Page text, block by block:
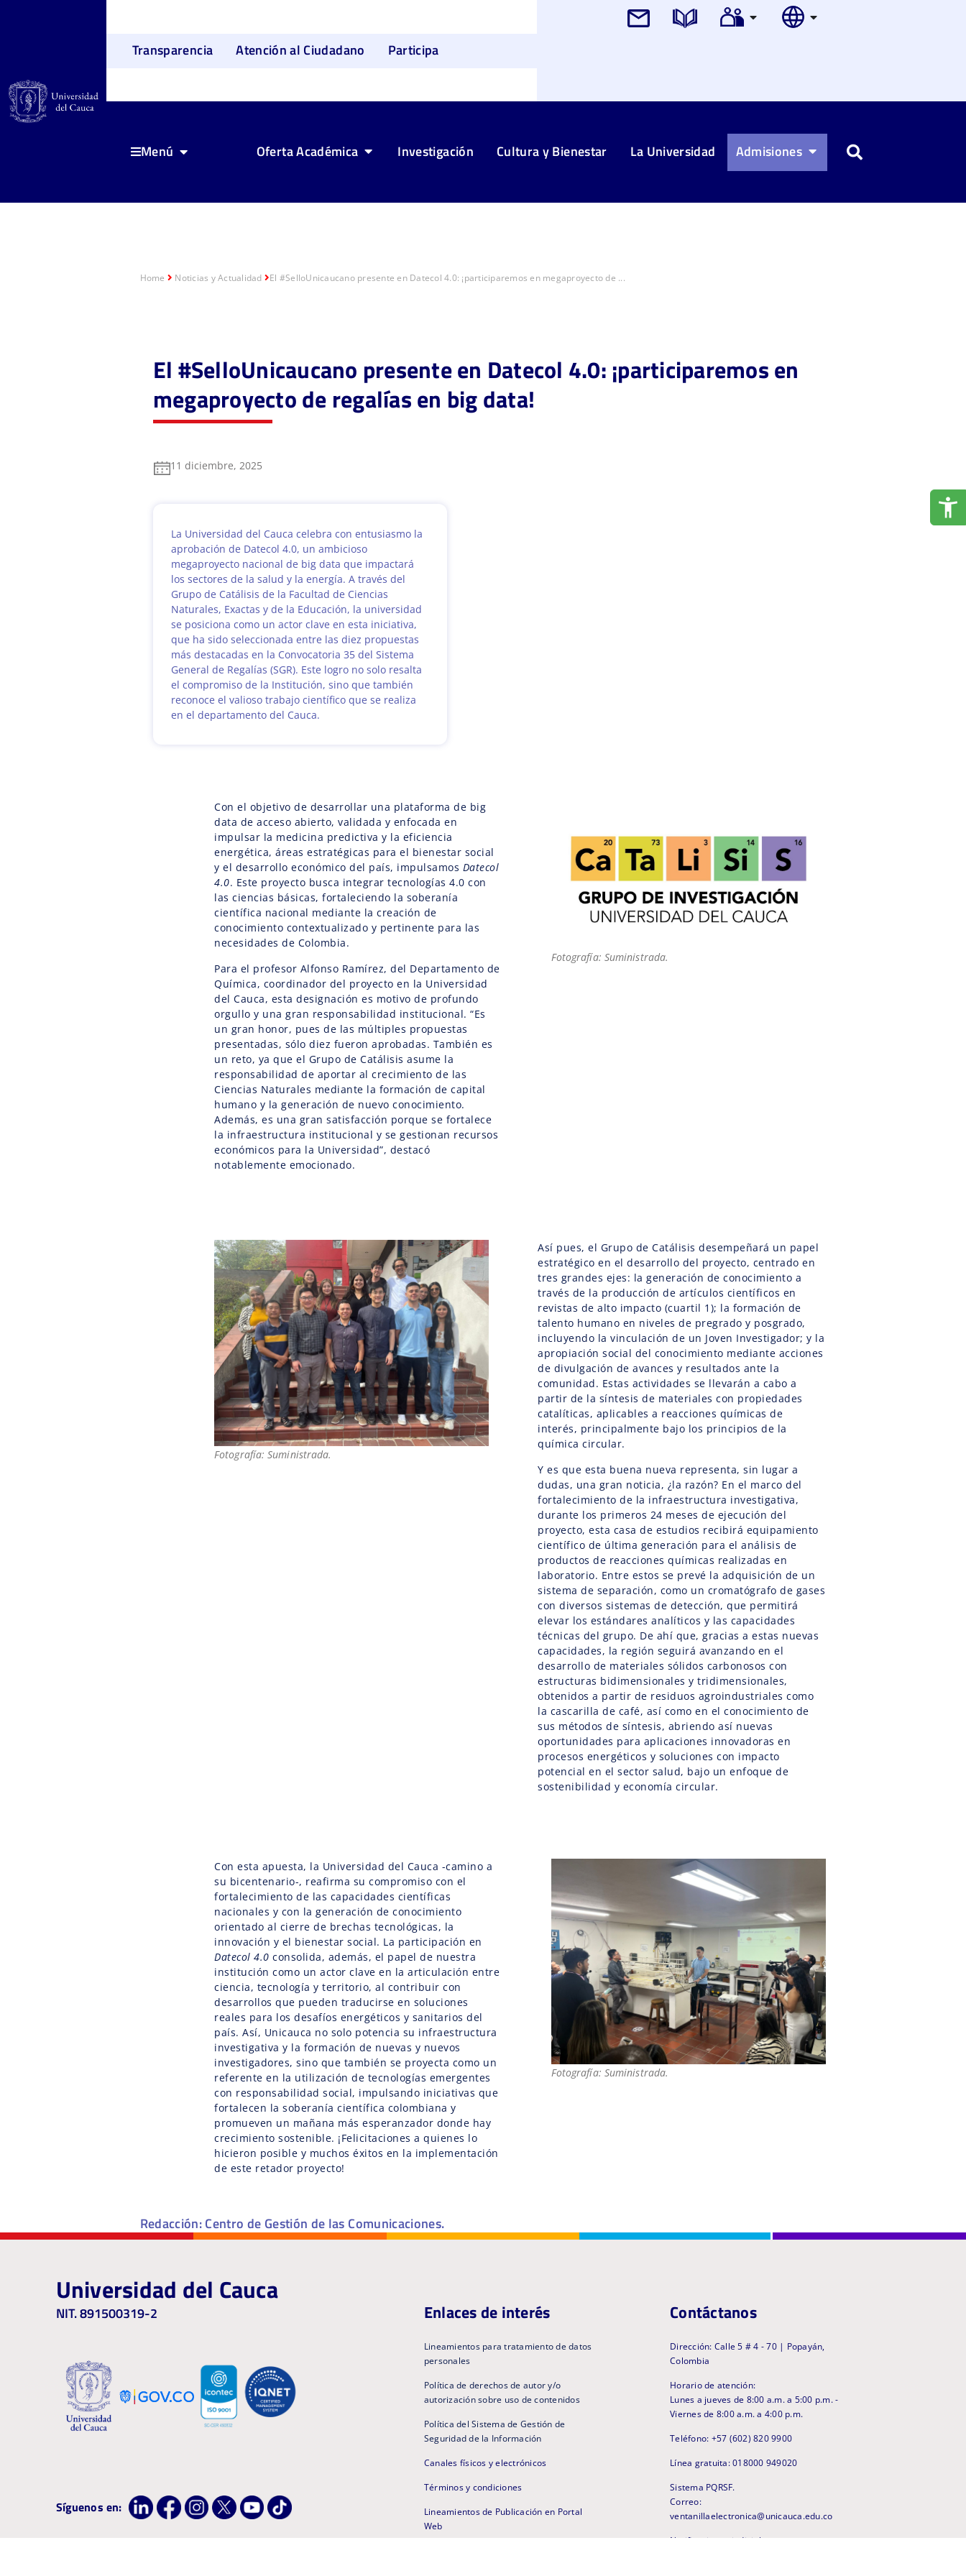
Transparencia Atención al Ciudadano Participa
Menú Oferta Académica Investigación Cultura y Bienestar La Universidad Admisiones Buscar
Home Noticias y Actualidad El #SelloUnicaucano presente en Datecol 4.0: ¡participaremos en megaproyecto de ...
El #SelloUnicaucano presente en Datecol 4.0: ¡participaremos en
megaproyecto de regalías en big data!
11 diciembre, 2025
La Universidad del Cauca celebra con entusiasmo la
aprobación de Datecol 4.0, un ambicioso
megaproyecto nacional de big data que impactará
los sectores de la salud y la energía. A través del
Grupo de Catálisis de la Facultad de Ciencias
Naturales, Exactas y de la Educación, la universidad
se posiciona como un actor clave en esta iniciativa,
que ha sido seleccionada entre las diez propuestas
más destacadas en la Convocatoria 35 del Sistema
General de Regalías (SGR). Este logro no solo resalta
el compromiso de la Institución, sino que también
reconoce el valioso trabajo científico que se realiza
en el departamento del Cauca.
Con el objetivo de desarrollar una plataforma de big
data de acceso abierto, validada y enfocada en
impulsar la medicina predictiva y la eficiencia
energética, áreas estratégicas para el bienestar social
y el desarrollo económico del país, impulsamos Datecol
4.0. Este proyecto busca integrar tecnologías 4.0 con
las ciencias básicas, fortaleciendo la soberanía
científica nacional mediante la creación de
conocimiento contextualizado y pertinente para las
necesidades de Colombia.
Para el profesor Alfonso Ramírez, del Departamento de
Química, coordinador del proyecto en la Universidad
del Cauca, esta designación es motivo de profundo
orgullo y una gran responsabilidad institucional. “Es
un gran honor, pues de las múltiples propuestas
presentadas, sólo diez fueron aprobadas. También es
un reto, ya que el Grupo de Catálisis asume la
responsabilidad de aportar al crecimiento de las
Ciencias Naturales mediante la formación de capital
humano y la generación de nuevo conocimiento.
Además, es una gran satisfacción porque se fortalece
la infraestructura institucional y se gestionan recursos
económicos para la Universidad”, destacó
notablemente emocionado.
Fotografía: Suministrada.
Fotografía: Suministrada.
Así pues, el Grupo de Catálisis desempeñará un papel
estratégico en el desarrollo del proyecto, centrado en
tres grandes ejes: la generación de conocimiento a
través de la producción de artículos científicos en
revistas de alto impacto (cuartil 1); la formación de
talento humano en niveles de pregrado y posgrado,
incluyendo la vinculación de un Joven Investigador; y la
apropiación social del conocimiento mediante acciones
de divulgación de avances y resultados ante la
comunidad. Estas actividades se llevarán a cabo a
partir de la síntesis de materiales con propiedades
catalíticas, aplicables a reacciones químicas de
interés, principalmente bajo los principios de la
química circular.
Y es que esta buena nueva representa, sin lugar a
dudas, una gran noticia, ¿la razón? En el marco del
fortalecimiento de la infraestructura investigativa,
durante los primeros 24 meses de ejecución del
proyecto, esta casa de estudios recibirá equipamiento
científico de última generación para el análisis de
productos de reacciones químicas realizadas en
laboratorio. Entre estos se prevé la adquisición de un
sistema de separación, como un cromatógrafo de gases
con diversos sistemas de detección, que permitirá
elevar los estándares analíticos y las capacidades
técnicas del grupo. De ahí que, gracias a estas nuevas
capacidades, la región seguirá avanzando en el
desarrollo de materiales sólidos carbonosos con
estructuras bidimensionales y tridimensionales,
obtenidos a partir de residuos agroindustriales como
la cascarilla de café, así como en el conocimiento de
sus métodos de síntesis, abriendo así nuevas
oportunidades para aplicaciones innovadoras en
procesos energéticos y soluciones con impacto
potencial en el sector salud, bajo un enfoque de
sostenibilidad y economía circular.
Con esta apuesta, la Universidad del Cauca -camino a
su bicentenario-, reafirma su compromiso con el
fortalecimiento de las capacidades científicas
nacionales y con la generación de conocimiento
orientado al cierre de brechas tecnológicas, la
innovación y el bienestar social. La participación en
Datecol 4.0 consolida, además, el papel de nuestra
institución como un actor clave en la articulación entre
ciencia, tecnología y territorio, al contribuir con
desarrollos que pueden traducirse en soluciones
reales para los desafíos energéticos y sanitarios del
país. Así, Unicauca no solo potencia su infraestructura
investigativa y la formación de nuevas y nuevos
investigadores, sino que también se proyecta como un
referente en la utilización de tecnologías emergentes
con responsabilidad social, impulsando iniciativas que
fortalecen la soberanía científica colombiana y
promueven un mañana más esperanzador donde hay
crecimiento sostenible. ¡Felicitaciones a quienes lo
hicieron posible y muchos éxitos en la implementación
de este retador proyecto!
Fotografía: Suministrada.
Redacción: Centro de Gestión de las Comunicaciones.
Universidad del Cauca
NIT. 891500319-2
Síguenos en:
Enlaces de interés
Lineamientos para tratamiento de datos
personales
Política de derechos de autor y/o
autorización sobre uso de contenidos
Política del Sistema de Gestión de
Seguridad de la Información
Canales físicos y electrónicos
Términos y condiciones
Lineamientos de Publicación en Portal
Web
Contáctanos
Dirección: Calle 5 # 4 - 70 | Popayán,
Colombia
Horario de atención:
Lunes a jueves de 8:00 a.m. a 5:00 p.m. -
Viernes de 8:00 a.m. a 4:00 p.m.
Teléfono: +57 (602) 820 9900
Línea gratuita: 018000 949020
Sistema PQRSF.
Correo:
ventanillaelectronica@unicauca.edu.co
Notificaciones judiciales